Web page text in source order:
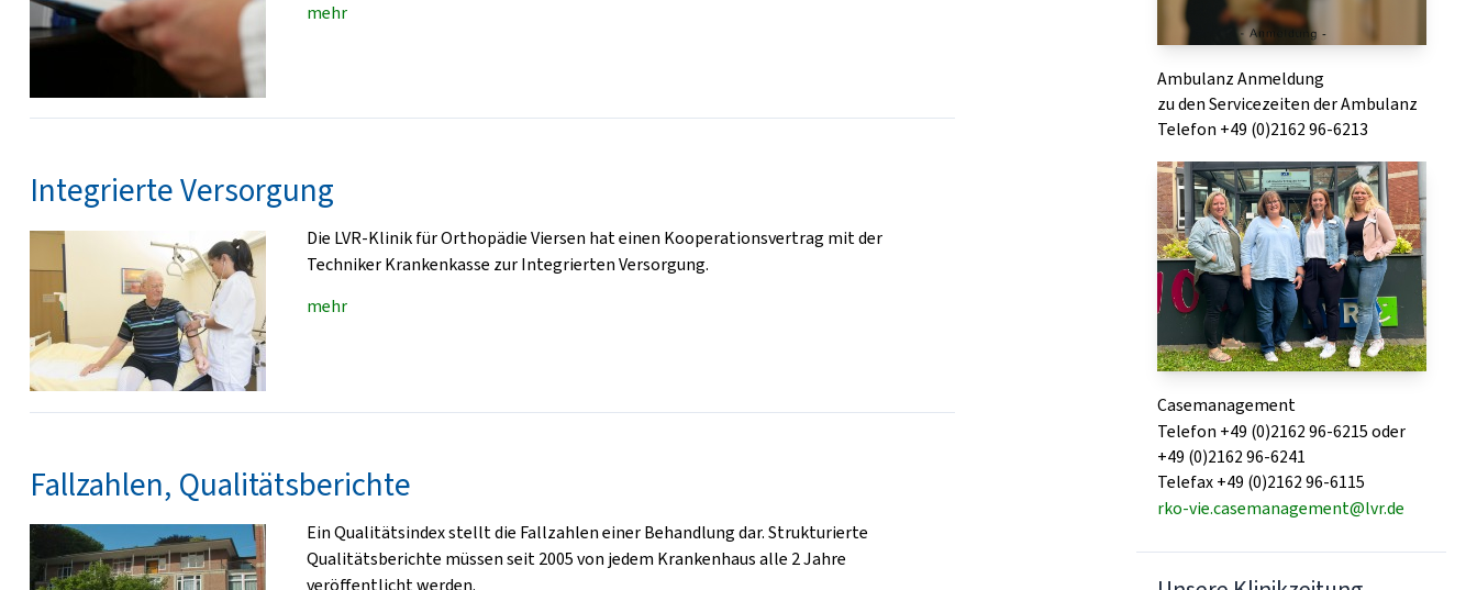
mehr
Integrierte Versorgung
Die LVR-Klinik für Orthopädie Viersen hat einen Kooperationsvertrag mit der
Techniker Krankenkasse zur Integrierten Versorgung.
mehr
Fallzahlen, Qualitätsberichte
Ein Qualitätsindex stellt die Fallzahlen einer Behandlung dar. Strukturierte
Qualitätsberichte müssen seit 2005 von jedem Krankenhaus alle 2 Jahre
veröffentlicht werden.
Ambulanz Anmeldung
zu den Servicezeiten der Ambulanz
Telefon +49 (0)2162 96-6213
Casemanagement
Telefon +49 (0)2162 96-6215 oder
+49 (0)2162 96-6241
Telefax +49 (0)2162 96-6115
rko-vie.casemanagement@lvr.de